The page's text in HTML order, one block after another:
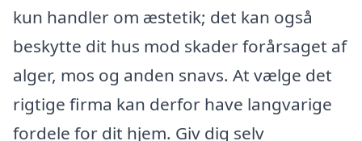
kun handler om æstetik; det kan også
beskytte dit hus mod skader forårsaget af
alger, mos og anden snavs. At vælge det
rigtige firma kan derfor have langvarige
fordele for dit hjem. Giv dig selv